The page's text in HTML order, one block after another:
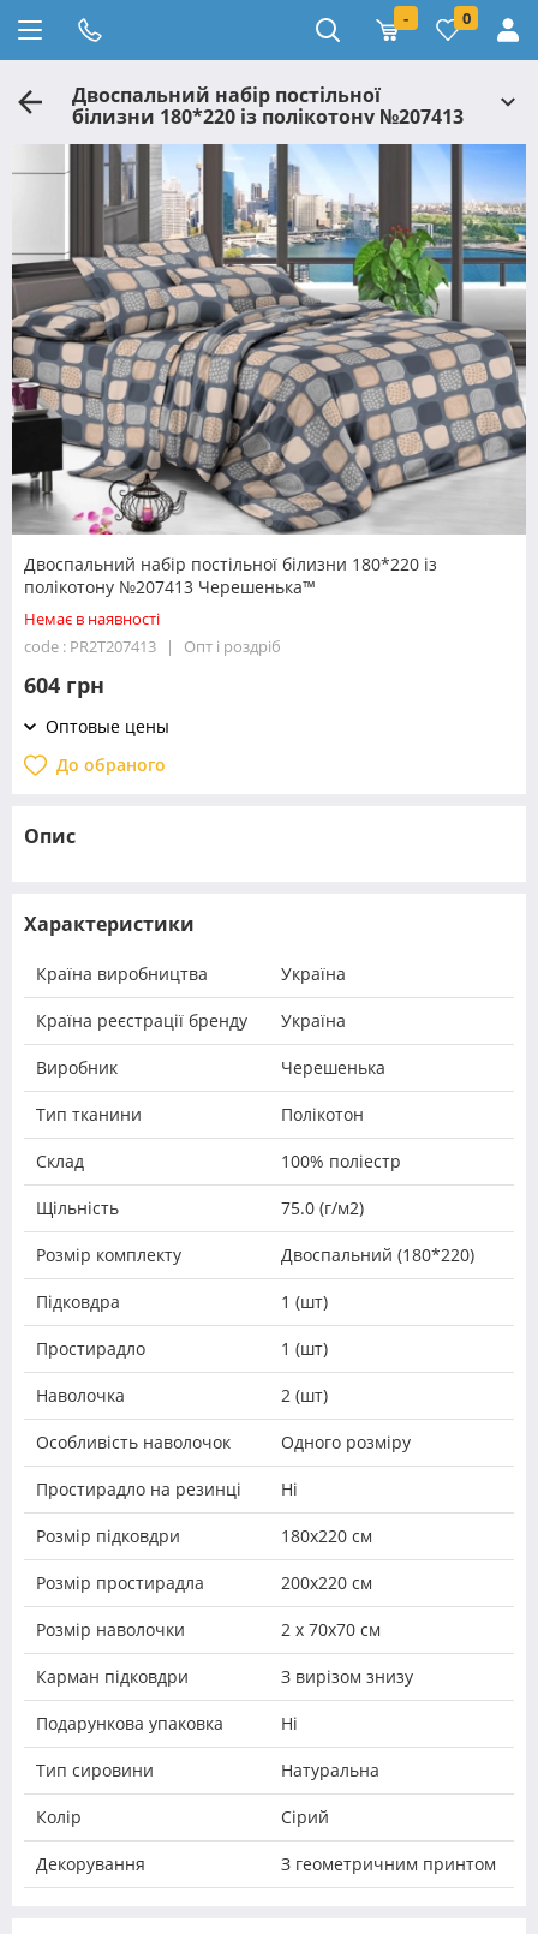
- 0
Двоспальний набір постільної
білизни 180*220 із полікотону №207413
Черешенька™
Двоспальний набір постільної білизни 180*220 із
полікотону №207413 Черешенька™
Немає в наявності
code : PR2T207413
Опт і роздріб
604 грн
Оптовые цены
До обраного
Опис
Характеристики
Країна виробництва Україна
Країна реєстрації бренду Україна
Виробник Черешенька
Тип тканини Полікотон
Склад 100% поліестр
Щільність 75.0 (г/м2)
Розмір комплекту Двоспальний (180*220)
Підковдра 1 (шт)
Простирадло 1 (шт)
Наволочка 2 (шт)
Особливість наволочок Одного розміру
Простирадло на резинці Ні
Розмір підковдри 180х220 см
Розмір простирадла 200х220 см
Розмір наволочки 2 х 70х70 см
Карман підковдри З вирізом знизу
Подарункова упаковка Ні
Тип сировини Натуральна
Колір Сірий
Декорування З геометричним принтом